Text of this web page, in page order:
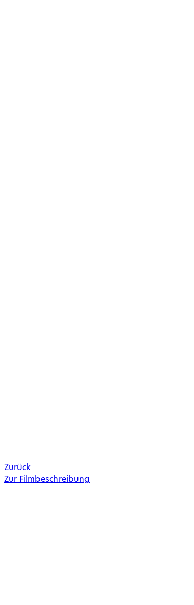
Zurück
Zur Filmbeschreibung